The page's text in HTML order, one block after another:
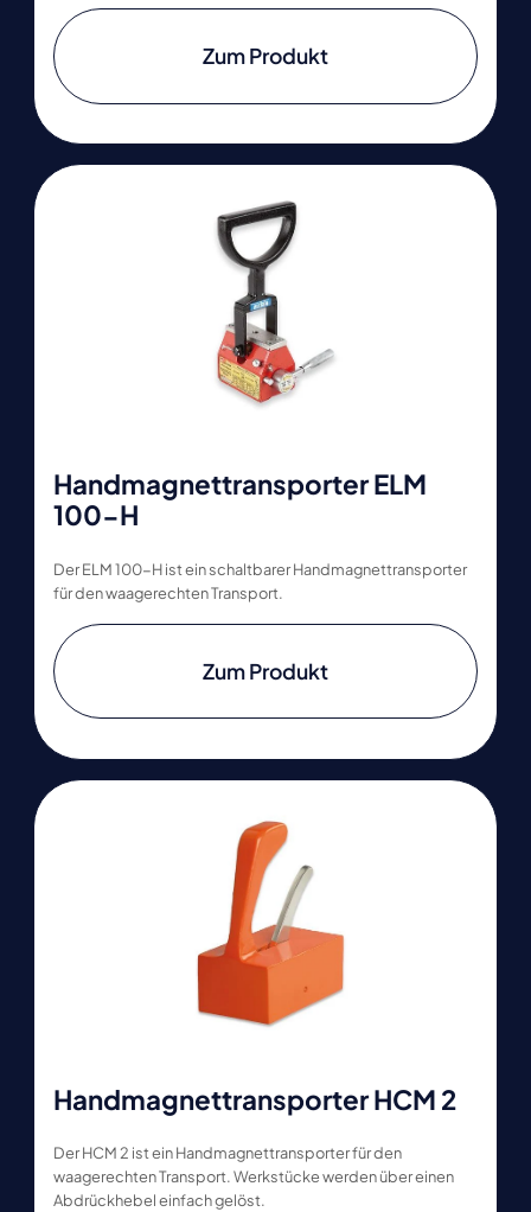
Zum Produkt
Handmagnettransporter ELM
100-H
Der ELM 100-H ist ein schaltbarer Handmagnettransporter
für den waagerechten Transport.
Zum Produkt
Handmagnettransporter HCM 2
Der HCM 2 ist ein Handmagnettransporter für den
waagerechten Transport. Werkstücke werden über einen
Abdrückhebel einfach gelöst.